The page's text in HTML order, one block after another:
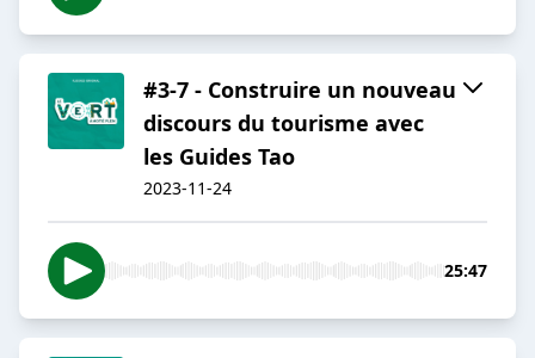
#3-7 - Construire un nouveau
discours du tourisme avec
les Guides Tao
2023-11-24
25:47